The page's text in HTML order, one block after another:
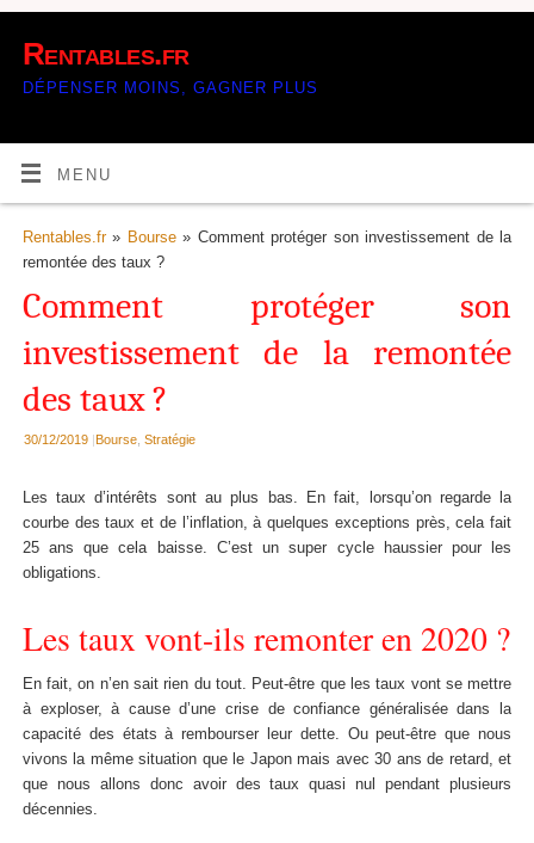
Rentables.fr
DÉPENSER MOINS, GAGNER PLUS
MENU
Rentables.fr» Bourse» Comment protéger son investissement de la
remontée des taux ?
Comment protéger son
investissement de la remontée
des taux ?
30/12/2019 |Bourse, Stratégie
Les taux d’intérêts sont au plus bas. En fait, lorsqu’on regarde la
courbe des taux et de l’inflation, à quelques exceptions près, cela fait
25 ans que cela baisse. C’est un super cycle haussier pour les
obligations.
Les taux vont-ils remonter en 2020 ?
En fait, on n’en sait rien du tout. Peut-être que les taux vont se mettre
à exploser, à cause d’une crise de confiance généralisée dans la
capacité des états à rembourser leur dette. Ou peut-être que nous
vivons la même situation que le Japon mais avec 30 ans de retard, et
que nous allons donc avoir des taux quasi nul pendant plusieurs
décennies.